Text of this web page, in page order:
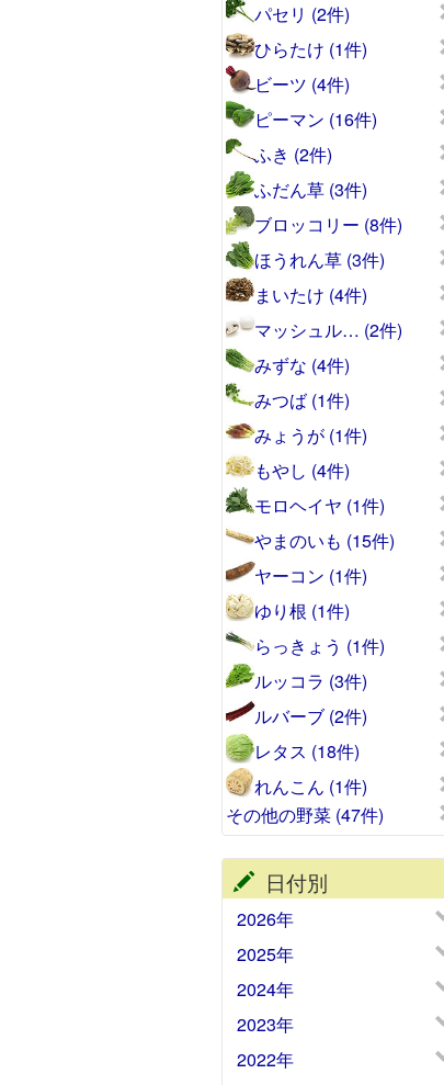
パセリ (2件)
ひらたけ (1件)
ビーツ (4件)
ピーマン (16件)
ふき (2件)
ふだん草 (3件)
ブロッコリー (8件)
ほうれん草 (3件)
まいたけ (4件)
マッシュル… (2件)
みずな (4件)
みつば (1件)
みょうが (1件)
もやし (4件)
モロヘイヤ (1件)
やまのいも (15件)
ヤーコン (1件)
ゆり根 (1件)
らっきょう (1件)
ルッコラ (3件)
ルバーブ (2件)
レタス (18件)
れんこん (1件)
その他の野菜 (47件)
日付別
2026年
2025年
2024年
2023年
2022年